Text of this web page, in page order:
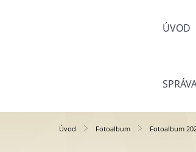
ÚVOD
Úvod Fotoalbum Fotoalbum